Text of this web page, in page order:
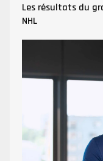
Les résultats du
NHL